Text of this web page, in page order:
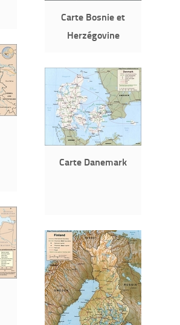
Carte Bosnie et
Herzégovine
Carte Danemark